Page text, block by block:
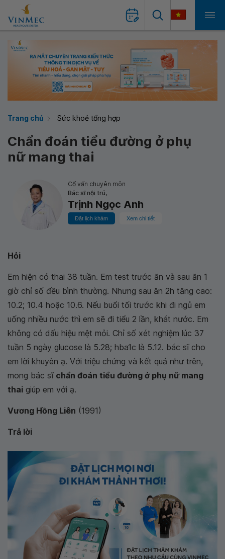
Trang chủ Sức khoẻ tổng hợp
Chẩn đoán tiểu đường ở phụ
nữ mang thai
Cố vấn chuyên môn
Bác sĩ nội trú,
Trịnh Ngọc Anh
Đặt lịch khám Xem chi tiết
Hỏi
Em hiện có thai 38 tuần. Em test trước ăn và sau ăn 1
giờ chỉ số đều bình thường. Nhưng sau ăn 2h tăng cao:
10.2; 10.4 hoặc 10.6. Nếu buổi tối trước khi đi ngủ em
uống nhiều nước thì em sẽ đi tiểu 2 lần, khát nước. Em
không có dấu hiệu mệt mỏi. Chỉ số xét nghiệm lúc 37
tuần 5 ngày glucose là 5.28; hba1c là 5.12. bác sĩ cho
em lời khuyên ạ. Với triệu chứng và kết quả như trên,
mong bác sĩ chẩn đoán tiểu đường ở phụ nữ mang
thai giúp em với ạ.
Vương Hồng Liên (1991)
Trả lời